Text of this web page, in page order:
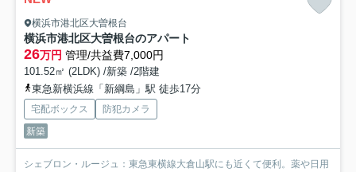
横浜市港北区大曽根台
横浜市港北区大曽根台のアパート
26万円 管理/共益費7,000円
101.52㎡ (2LDK) /新築 /2階建
東急新横浜線「新綱島」駅 徒歩17分
宅配ボックス
防犯カメラ
新築
シェブロン・ルージュ：東急東横線大倉山駅にも近くて便利。薬や日用